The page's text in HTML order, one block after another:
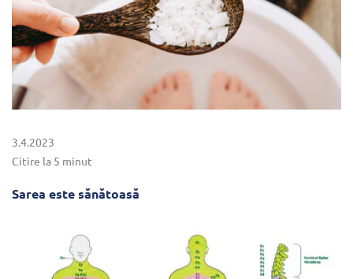
3.4.2023
Citire la 5 minut
Sarea este sănătoasă